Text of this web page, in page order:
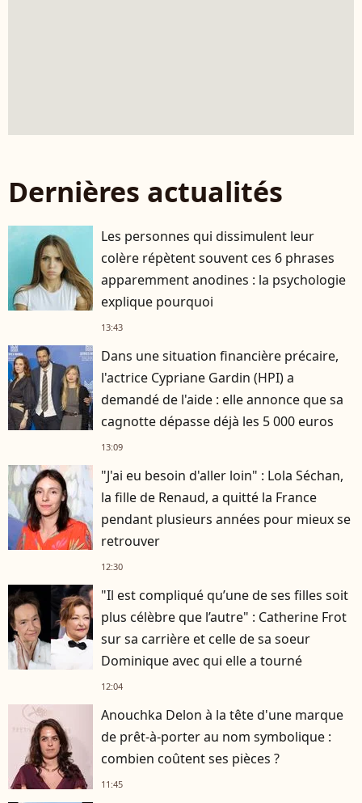
Dernières actualités
Les personnes qui dissimulent leur
colère répètent souvent ces 6 phrases
apparemment anodines : la psychologie
explique pourquoi
13:43
Dans une situation financière précaire,
l'actrice Cypriane Gardin (HPI) a
demandé de l'aide : elle annonce que sa
cagnotte dépasse déjà les 5 000 euros
13:09
"J'ai eu besoin d'aller loin" : Lola Séchan,
la fille de Renaud, a quitté la France
pendant plusieurs années pour mieux se
retrouver
12:30
"Il est compliqué qu’une de ses filles soit
plus célèbre que l’autre" : Catherine Frot
sur sa carrière et celle de sa soeur
Dominique avec qui elle a tourné
12:04
Anouchka Delon à la tête d'une marque
de prêt-à-porter au nom symbolique :
combien coûtent ses pièces ?
11:45